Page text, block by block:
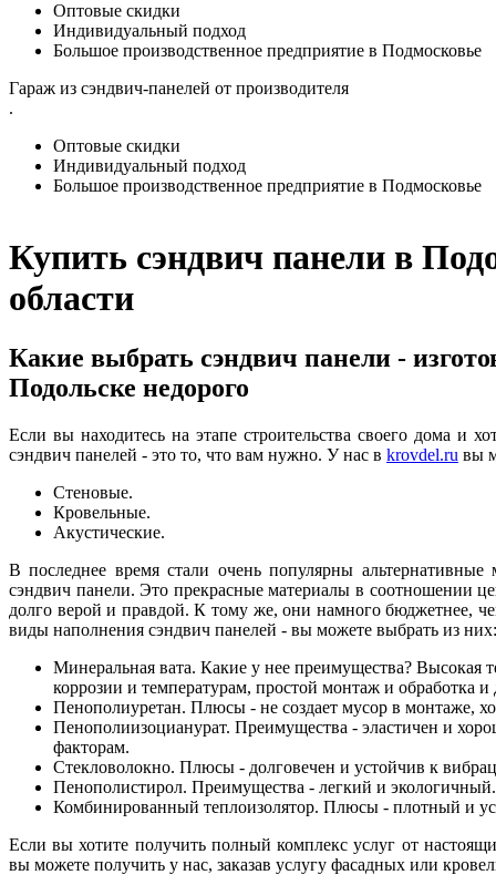
Оптовые скидки
Индивидуальный подход
Большое производственное предприятие в Подмосковье
Гараж из сэндвич-панелей от производителя
.
Оптовые скидки
Индивидуальный подход
Большое производственное предприятие в Подмосковье
Купить сэндвич панели в
области
Какие выбрать сэндвич панели -
Подольске недорого
Если вы находитесь на этапе строительства своего дома и
сэндвич панелей - это то, что вам нужно. У нас в krovdel.ru вы
Стеновые.
Кровельные.
Акустические.
В последнее время стали очень популярны
сэндвич панели. Это прекрасные материалы в соотношении
долго верой и правдой. К тому же, они намного бюджетнее,
виды наполнения сэндвич панелей - вы можете выбрать из них:
Минеральная вата. Какие у нее преимущества? Высокая
коррозии и температурам, простой монтаж и обработка
Пенополиуретан. Плюсы - не создает мусор в монтаже,
Пенополиизоцианурат. Преимущества - эластичен и
факторам.
Стекловолокно. Плюсы - долговечен и устойчив к
Пенополистирол. Преимущества - легкий и экологичный.
Комбинированный теплоизолятор. Плюсы - плотный и
Если вы хотите получить полный комплекс услуг от
вы можете получить у нас, заказав услугу фасадных или